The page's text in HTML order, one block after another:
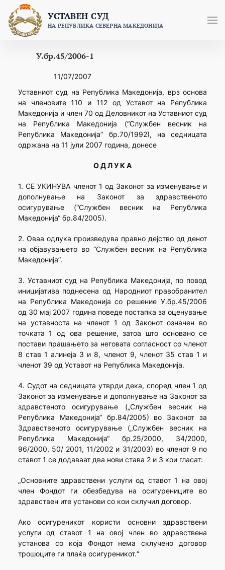
content
УСТАВЕН СУД
НА РЕПУБЛИКА СЕВЕРНА МАКЕДОНИЈА
У.бр.45/2006-1
11/07/2007
Уставниот суд на Република Македонија, врз основа
на членовите 110 и 112 од Уставот на Република
Македонија и член 70 од Деловникот на Уставниот суд
на Република Македонија (“Службен весник на
Република Македонија” бр.70/1992), на седницата
одржана на 11 јули 2007 година, донесе
О Д Л У К А
1. СЕ УКИНУВА членот 1 од Законот за изменување и
дополнување на Законот за здравственото
осигурување (“Службен весник на Република
Македонија“ бр.84/2005).
2. Оваа одлука произведува правно дејство од денот
на објавувањето во “Службен весник на Република
Македонија”.
3. Уставниот суд на Република Македонија, по повод
иницијатива поднесена од Народниот правобранител
на Република Македонија со решение У.бр.45/2006
од 30 мај 2007 година поведе постапка за оценување
на уставноста на членот 1 од Законот означен во
точката 1 од ова решение, затоа што основано се
постави прашањето за неговата согласност со членот
8 став 1 алинеја 3 и 8, членот 9, членот 35 став 1 и
членот 39 од Уставот на Република Македонија.
4. Судот на седницата утврди дека, според член 1 од
Законот за изменување и дополнување на Законот за
здравстеното осигурување („Службен весник на
Република Македонија“ бр.84/2005) во Законот за
Здравственото осигурување („Службен весник на
Република Македонија“ бр.25/2000, 34/2000,
96/2000, 50/ 2001, 11/2002 и 31/2003) во членот 9 по
ставот 1 се додаваат два нови става 2 и 3 кои гласат:
„Основните здравствени услуги од ставот 1 на овој
член Фондот ги обезбедува на осигурениците во
здравствен ите установи со кои склучил договор.
Ако осигуреникот користи основни здравствени
услуги од ставот 1 на овој член во здравствена
установа со која Фондот нема склучено договор
трошоците ги плаќа осигуреникот.“